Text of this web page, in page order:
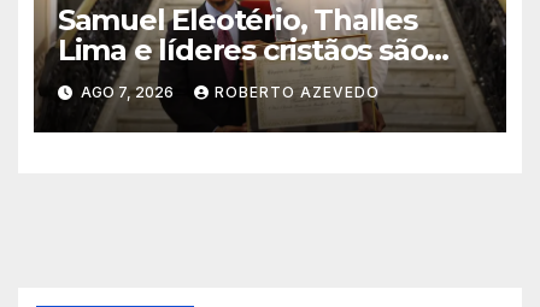
Samuel Eleotério, Thalles
Lima e líderes cristãos são
homenageados na Câmara
Municipal do Rio de Janeiro
AGO 7, 2026 ROBERTO AZEVEDO